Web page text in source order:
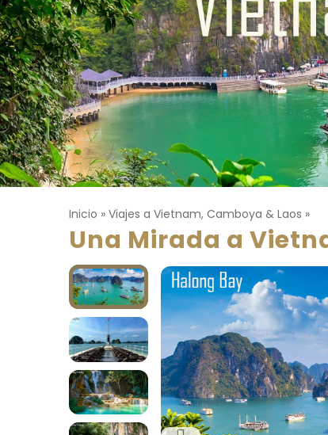
Inicio » Viajes a Vietnam, Camboya & Laos »
Una Mirada a